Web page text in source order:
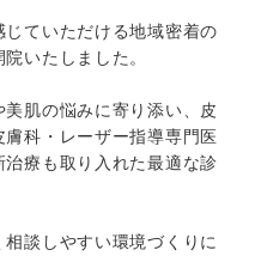
ていただける地域密着の
いたしました。
肌の悩みに寄り添い、皮
科・レーザー指導専門医
療も取り入れた最適な診
談しやすい環境づくりに